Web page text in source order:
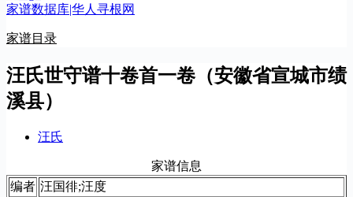
家谱数据库|华人寻根网
家谱目录
汪氏世守谱十卷首一卷（安徽省宣城市绩
溪县）
汪氏
家谱信息
编者 汪国徘;汪度